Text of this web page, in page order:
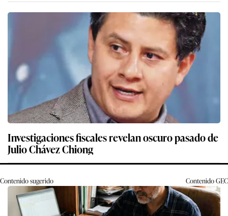
Investigaciones fiscales revelan oscuro pasado de
Julio Chávez Chiong
Contenido sugerido ContenidoGEC